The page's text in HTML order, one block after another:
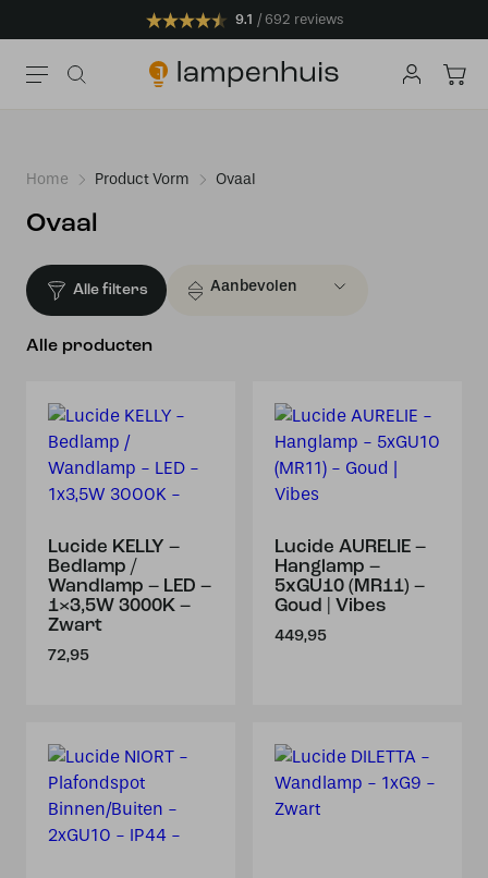
9.1 692 reviews
Home Product Vorm Ovaal
Ovaal
Alle filters
Alle producten
Lucide KELLY –
Bedlamp /
Wandlamp – LED –
1×3,5W 3000K –
Zwart
72,95
Lucide AURELIE –
Hanglamp –
5xGU10 (MR11) –
Goud | Vibes
449,95